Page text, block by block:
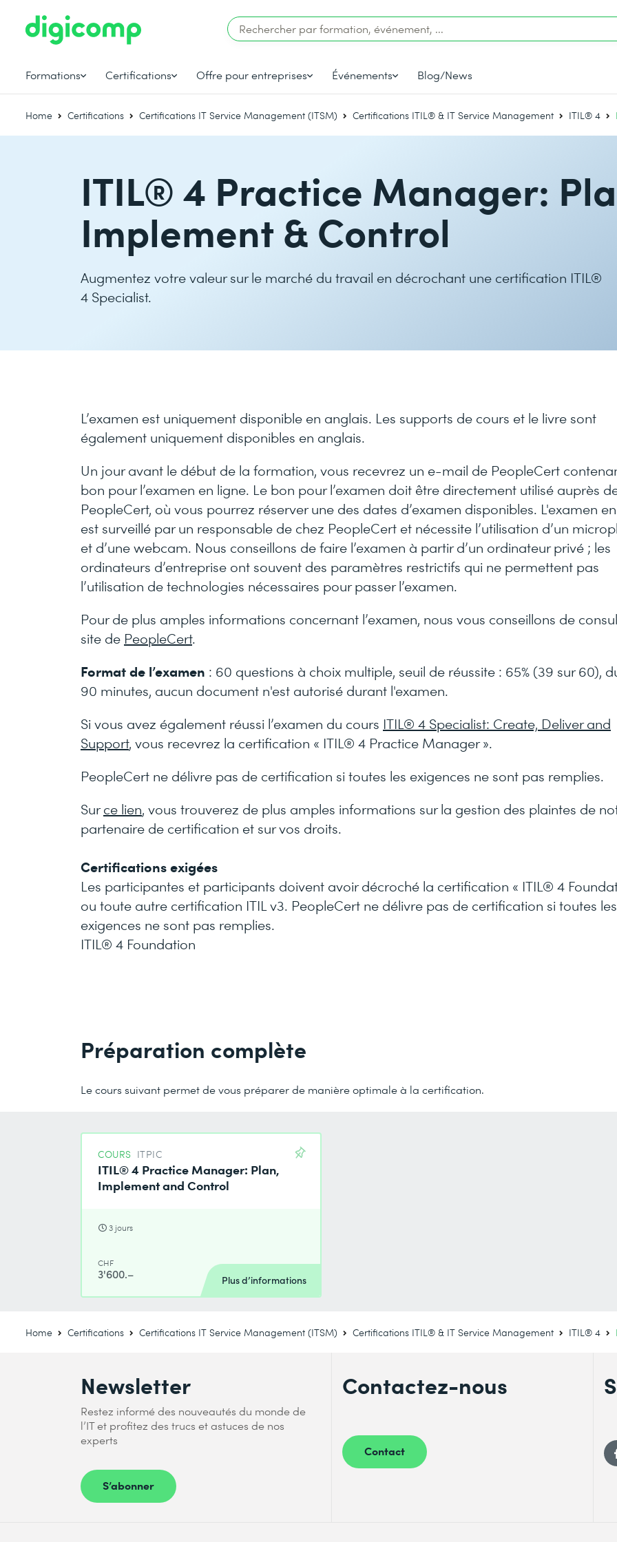
Formations Certifications Offre pour entreprises Événements Blog/News
Home Certifications Certifications IT Service Management (ITSM) Certifications ITIL® & IT Service Management ITIL® 4
ITIL® 4 Practice Manager:
Implement & Control
Augmentez votre valeur sur le marché du travail en décrochant une certification ITIL®
4 Specialist.
L’examen est uniquement disponible en anglais. Les supports de cours et le livre sont
également uniquement disponibles en anglais.
Un jour avant le début de la formation, vous recevrez un e-mail de PeopleCert
bon pour l’examen en ligne. Le bon pour l’examen doit être directement utilisé auprès
PeopleCert, où vous pourrez réserver une des dates d’examen disponibles. L'examen
est surveillé par un responsable de chez PeopleCert et nécessite l’utilisation d’un
et d’une webcam. Nous conseillons de faire l’examen à partir d’un ordinateur privé ; les
ordinateurs d’entreprise ont souvent des paramètres restrictifs qui ne permettent pas
l’utilisation de technologies nécessaires pour passer l’examen.
Pour de plus amples informations concernant l’examen, nous vous conseillons de
site de PeopleCert.
Format de l’examen : 60 questions à choix multiple, seuil de réussite : 65% (39 sur 60),
90 minutes, aucun document n'est autorisé durant l'examen.
Si vous avez également réussi l’examen du cours ITIL® 4 Specialist: Create, Deliver and
Support, vous recevrez la certification « ITIL® 4 Practice Manager ».
PeopleCert ne délivre pas de certification si toutes les exigences ne sont pas remplies.
Surce lien, vous trouverez de plus amples informations sur la gestion des plaintes de
partenaire de certification et sur vos droits.
Certifications exigées
Les participantes et participants doivent avoir décroché la certification « ITIL® 4
ou toute autre certification ITIL v3. PeopleCert ne délivre pas de certification si toutes les
exigences ne sont pas remplies.
ITIL® 4 Foundation
Préparation complète
Le cours suivant permet de vous préparer de manière optimale à la certification.
COURS ITPIC
ITIL® 4 Practice Manager: Plan,
Implement and Control
3 jours
CHF
3'600.– Plus d’informations
Home Certifications Certifications IT Service Management (ITSM) Certifications ITIL® & IT Service Management ITIL® 4
Newsletter
Restez informé des nouveautés du monde de
l’IT et profitez des trucs et astuces de nos
experts
S’abonner
Contactez-nous
Contact